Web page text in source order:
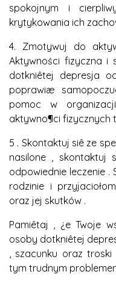
spokojnym i
krytykowania ich
4. Zmotywuj do
Aktywności fizyczna i
dotkniêtej depresja
poprawiæ
pomoc w
aktywno¶ci fizycznych
5 . Skontaktuj siê ze
nasilone , skontaktuj
odpowiednie leczenie .
rodzinie i
oraz jej skutków .
Pamiêtaj , ¿e Twoje
osoby dotkniêtej
, szacunku oraz
tym trudnym